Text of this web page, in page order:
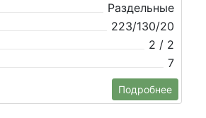
Раздельные
223/130/20
2 / 2
7
Подробнее